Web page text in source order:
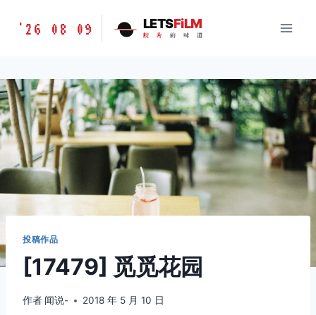
胶
味
道
LETSFILM
'26 08 09 LETSFiLM
胶 片 的 味 道
投稿作品
[17479] 觅觅花园
作者 闻说- 2018 年 5 月 10 日